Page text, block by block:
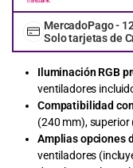
MercadoPago -
Solo tarjetas de
Iluminación RGB
ventiladores
Compatibilidad
(240 mm),
Amplias opciones
ventiladores